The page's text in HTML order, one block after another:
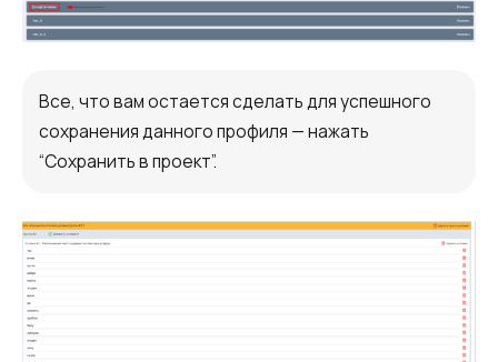
Все, что вам остается сделать для успешного
сохранения данного профиля — нажать
“Сохранить в проект”.